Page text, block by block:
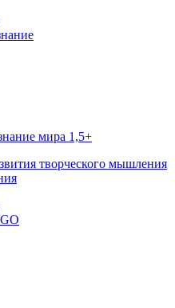
мира 1,5+
творческого мышления